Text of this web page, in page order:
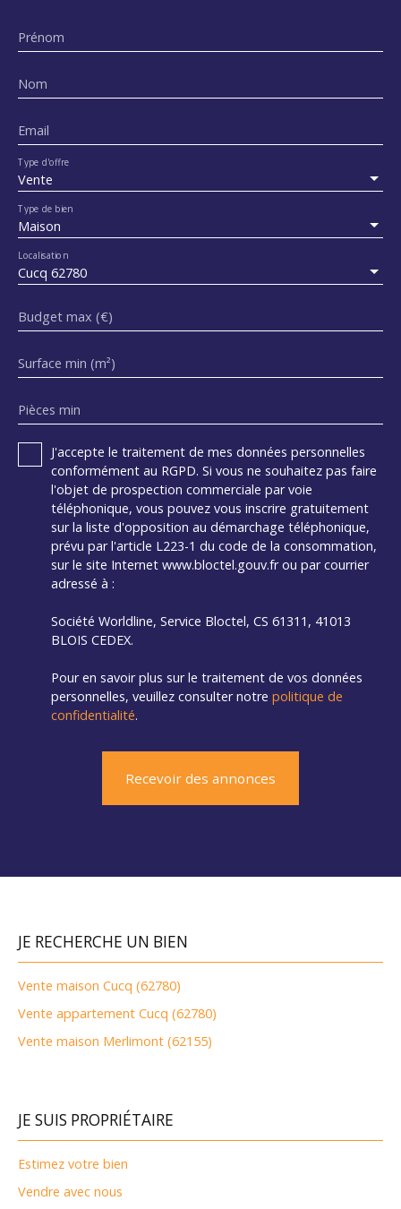
Prénom
Nom
Email
Vente
Type d'offre
Maison
Type de bien
Cucq 62780
Localisation
Budget max (€)
Surface min (m²)
Pièces min
J'accepte le traitement de mes données personnelles
conformément au RGPD. Si vous ne souhaitez pas faire
l'objet de prospection commerciale par voie
téléphonique, vous pouvez vous inscrire gratuitement
sur la liste d'opposition au démarchage téléphonique,
prévu par l'article L223-1 du code de la consommation,
sur le site Internet www.bloctel.gouv.fr ou par courrier
adressé à :
Société Worldline, Service Bloctel, CS 61311, 41013
BLOIS CEDEX.
Pour en savoir plus sur le traitement de vos données
personnelles, veuillez consulter notre politique de
confidentialité.
Recevoir des annonces
JE RECHERCHE UN BIEN
Vente maison Cucq (62780)
Vente appartement Cucq (62780)
Vente maison Merlimont (62155)
JE SUIS PROPRIÉTAIRE
Estimez votre bien
Vendre avec nous